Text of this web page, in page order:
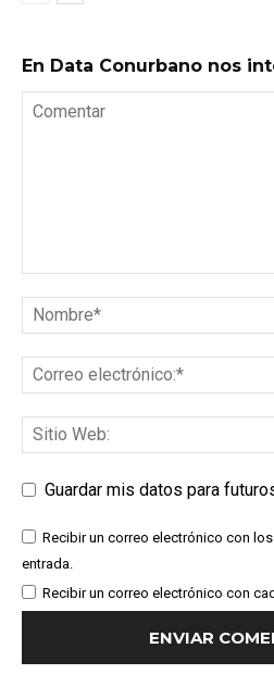
En Data Conurbano nos
Guardar mis datos para
Recibir un correo electrónico con
entrada.
Recibir un correo electrónico con